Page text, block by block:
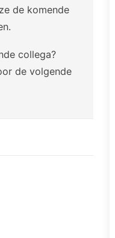
de komende
collega?
de volgende